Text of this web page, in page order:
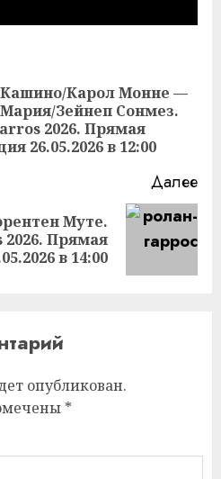
Кашино/Карол Монне —
Зейнеп Сонмез.
2026. Прямая
26.05.2026 в 12:00
Далее
Муте.
2026. Прямая
в 14:00
опубликован.
*